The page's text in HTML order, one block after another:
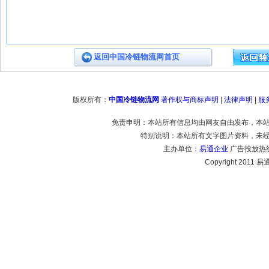
返回中国冷链物流网首页
版权所有： 中国冷链物流网 著作权与商标声明 | 法律声明 | 服
免责申明：本站所有信息均由网友自由发布，本
特别说明：本站所有文字图片资料，未
主办单位： 易通企业 广告投放
Copyright 2011 易